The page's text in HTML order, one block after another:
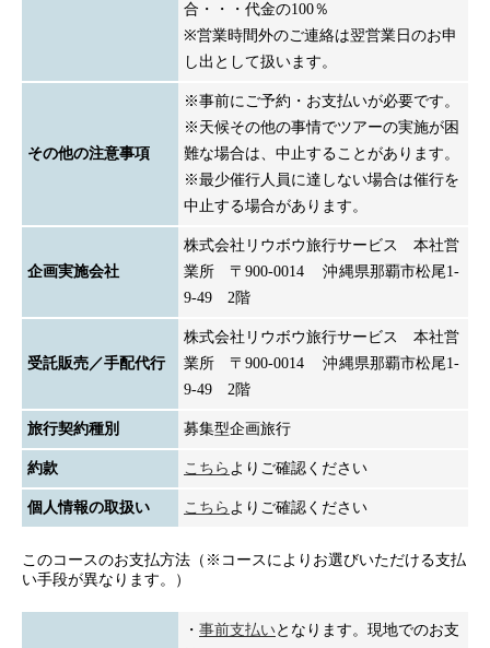
合・・・代金の100％
※営業時間外のご連絡は翌営業日のお申
し出として扱います。
その他の注意事項
※事前にご予約・お支払いが必要です。
※天候その他の事情でツアーの実施が困
難な場合は、中止することがあります。
※最少催行人員に達しない場合は催行を
中止する場合があります。
企画実施会社
株式会社リウボウ旅行サービス 本社営
業所 〒900-0014 沖縄県那覇市松尾1-
9-49 2階
受託販売／手配代行
株式会社リウボウ旅行サービス 本社営
業所 〒900-0014 沖縄県那覇市松尾1-
9-49 2階
旅行契約種別 募集型企画旅行
約款 こちら よりご確認ください
個人情報の取扱い こちら よりご確認ください
このコースのお支払方法（※コースによりお選びいただける支払
い手段が異なります。）
・ 事前支払いとなります。現地でのお支